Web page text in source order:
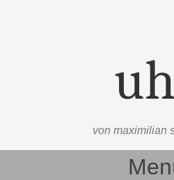
von maximilian